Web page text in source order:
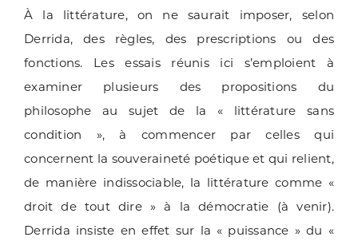
À la littérature, on ne saurait imposer, selon
Derrida, des règles, des prescriptions ou des
fonctions. Les essais réunis ici s’emploient à
examiner plusieurs des propositions du
philosophe au sujet de la « littérature sans
condition », à commencer par celles qui
concernent la souveraineté poétique et qui relient,
de manière indissociable, la littérature comme «
droit de tout dire » à la démocratie (à venir).
Derrida insiste en effet sur la « puissance » du «